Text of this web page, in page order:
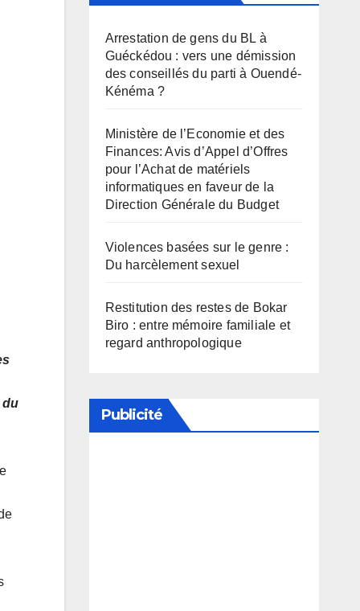
du
Arrestation de gens du BL à
Guéckédou : vers une démission
des conseillés du parti à Ouendé-
Kénéma ?
Ministère de l’Economie et des
Finances: Avis d’Appel d’Offres
pour l’Achat de matériels
informatiques en faveur de la
Direction Générale du Budget
Violences basées sur le genre :
Du harcèlement sexuel
Restitution des restes de Bokar
Biro : entre mémoire familiale et
regard anthropologique
Publicité